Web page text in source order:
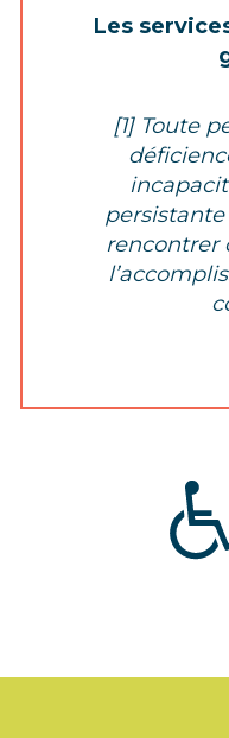
Les
[1] Toute
rencontrer